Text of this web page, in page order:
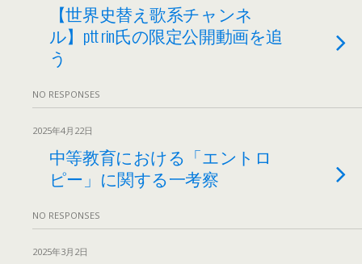
【世界史替え歌系チャンネ
ル】ptt rin氏の限定公開動画を追
う
NO RESPONSES
2025年4月22日
中等教育における「エントロ
ピー」に関する一考察
NO RESPONSES
2025年3月2日